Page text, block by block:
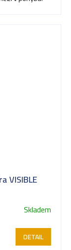
VISIBLE
Skladem
DETAIL